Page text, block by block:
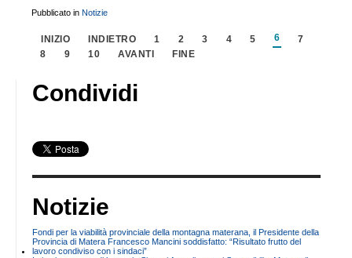
Pubblicato in Notizie
INIZIO INDIETRO 1 2 3 4 5 6
7
8
9 10 AVANTI FINE
Condividi
Notizie
Fondi per la viabilità provinciale della montagna materana, il Presidente della
Provincia di Matera Francesco Mancini soddisfatto: “Risultato frutto del
lavoro condiviso con i sindaci”